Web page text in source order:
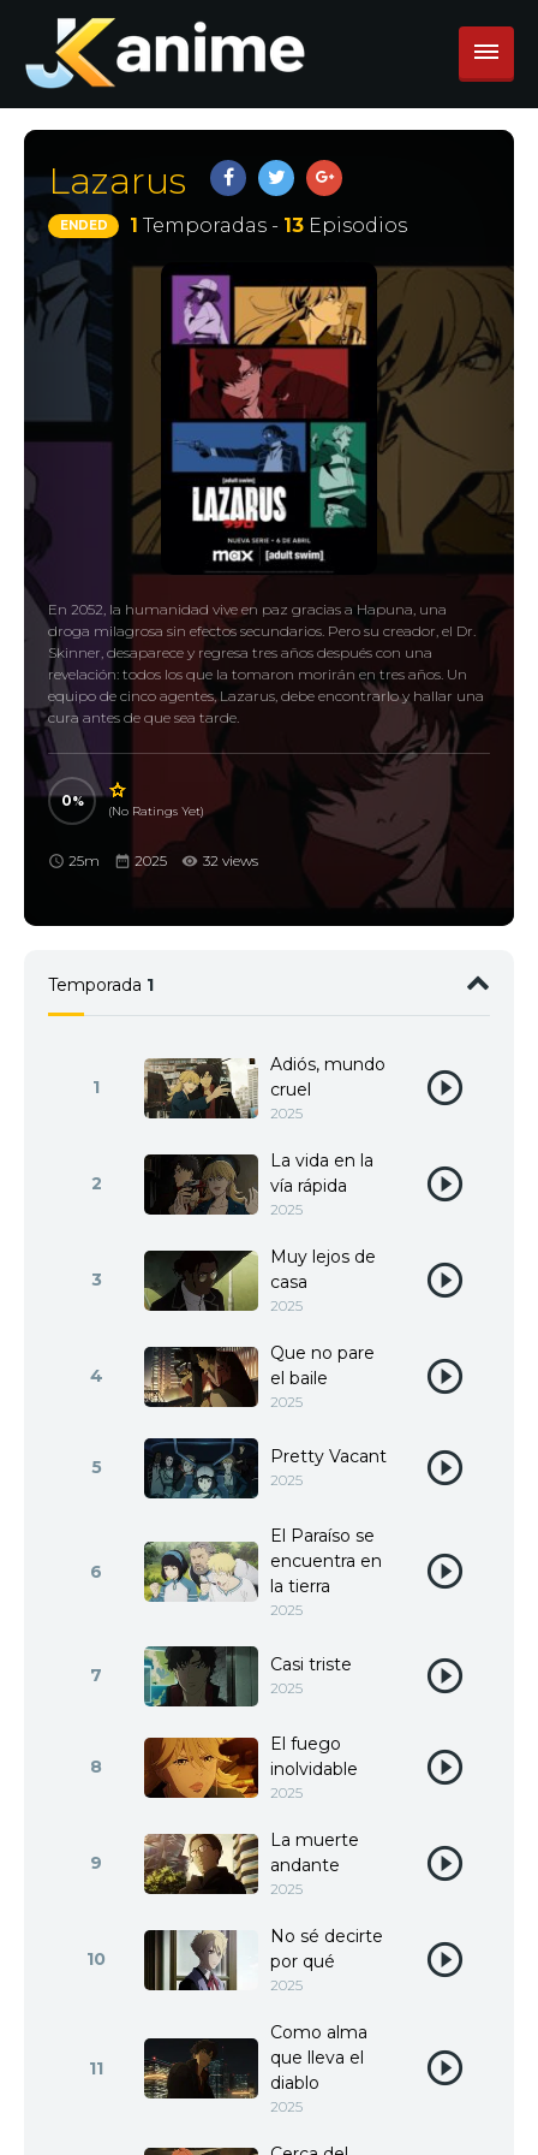
Lazarus
ENDED 1 Temporadas - 13Episodios
En 2052, la humanidad vive en paz gracias a Hapuna, una
droga milagrosa sin efectos secundarios. Pero su creador, el Dr.
Skinner, desaparece y regresa tres años después con una
revelación: todos los que la tomaron morirán en tres años. Un
equipo de cinco agentes, Lazarus, debe encontrarlo y hallar una
cura antes de que sea tarde.
0
(No Ratings Yet)
25m 2025 32 views
Temporada 1
1
Adiós, mundo
cruel
2025
2
La vida en la
vía rápida
2025
3
Muy lejos de
casa
2025
4
Que no pare
el baile
2025
5 Pretty Vacant
2025
6
El Paraíso se
encuentra en
la tierra
2025
7 Casi triste
2025
8
El fuego
inolvidable
2025
9
La muerte
andante
2025
10
No sé decirte
por qué
2025
11
Como alma
que lleva el
diablo
2025